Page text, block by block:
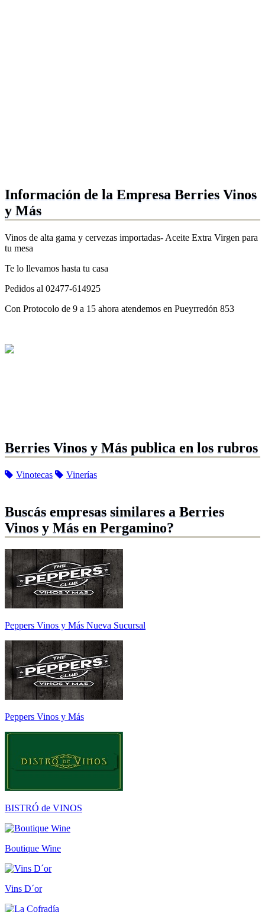
Información de la Empresa Berries Vinos
y Más
Vinos de alta gama y cervezas importadas- Aceite Extra Virgen para
tu mesa
Te lo llevamos hasta tu casa
Pedidos al 02477-614925
Con Protocolo de 9 a 15 ahora atendemos en Pueyrredón 853
Berries Vinos y Más publica en los rubros
Vinotecas Vinerías
Buscás empresas similares a Berries
Vinos y Más en Pergamino?
Peppers Vinos y Más Nueva Sucursal
Peppers Vinos y Más
BISTRÓ de VINOS
Boutique Wine
Vins D´or